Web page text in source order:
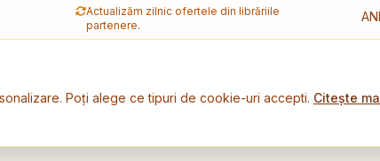
Actualizăm zilnic ofertele din librăriile
partenere.
Poți alege ce tipuri de cookie-uri accepti. Citește